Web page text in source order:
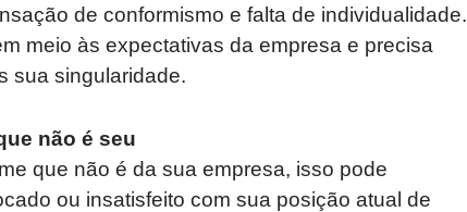
de conformismo e falta de individualidade.
meio às expectativas da empresa e precisa
sua singularidade.
não é seu
que não é da sua empresa, isso pode
ou insatisfeito com sua posição atual de